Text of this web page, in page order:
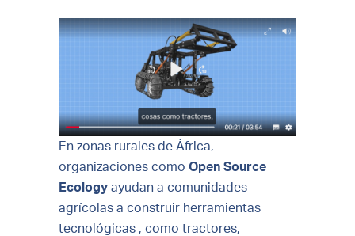
En zonas rurales de África,
organizaciones como Open Source
Ecology ayudan a comunidades
agrícolas a construir herramientas
tecnológicas , como tractores,